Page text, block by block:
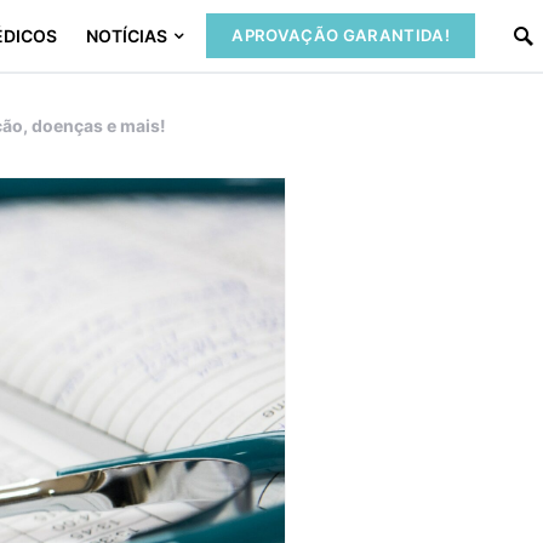
NOTÍCIAS APROVAÇÃO GARANTIDA!
doenças e mais!